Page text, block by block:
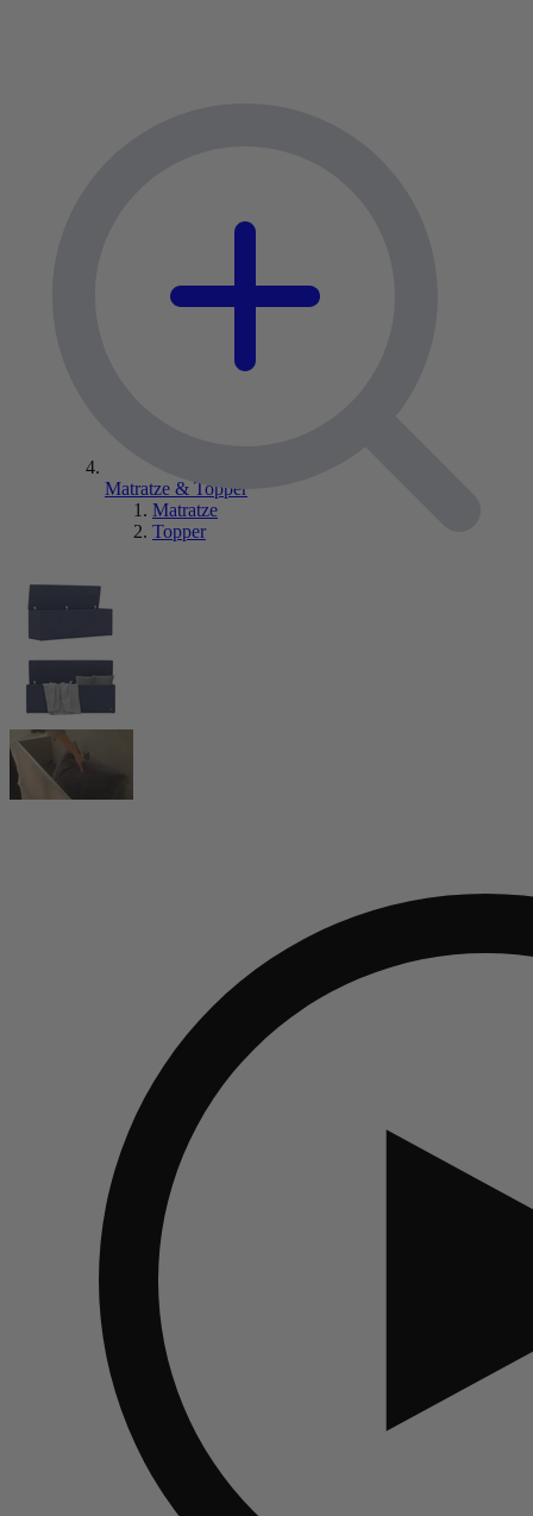
Matratze & Topper
Matratze
Topper